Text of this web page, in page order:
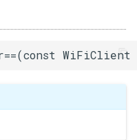
WiFiClient